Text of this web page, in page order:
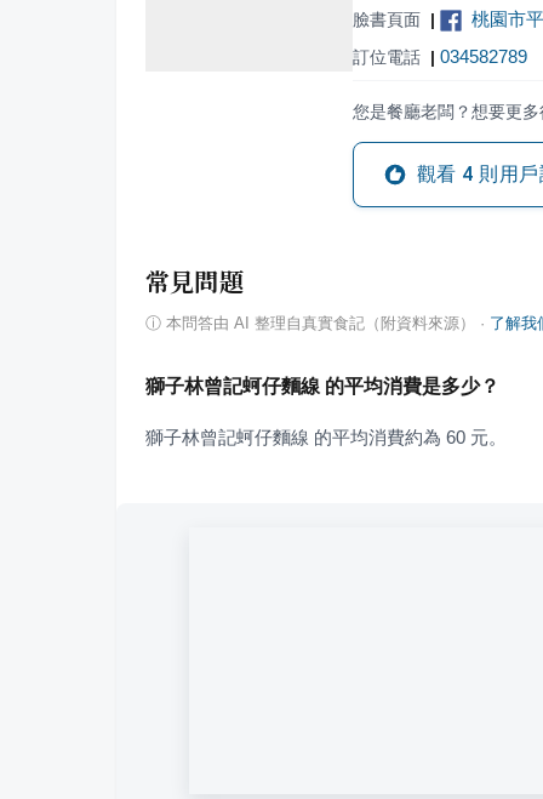
臉書頁面 | 桃園市
訂位電話 | 034582789
您是餐廳老闆？想要更
觀看 4 則用
常見問題
ⓘ 本問答由 AI 整理自真實食記（附資料來源） · 了解我
獅子林曾記蚵仔麵線 的平均消費是多少？
獅子林曾記蚵仔麵線 的平均消費約為 60 元。